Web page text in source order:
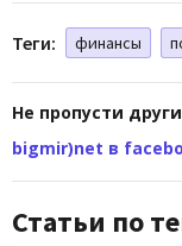
Теги: финансы
Не пропусти
bigmir)net в
Статьи по